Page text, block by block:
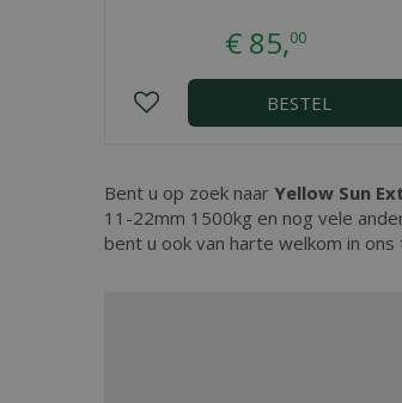
€ 85,00
BESTEL
Bent u op zoek naar Yellow Sun
11-22mm 1500kg en nog vele
bent u ook van harte welkom in